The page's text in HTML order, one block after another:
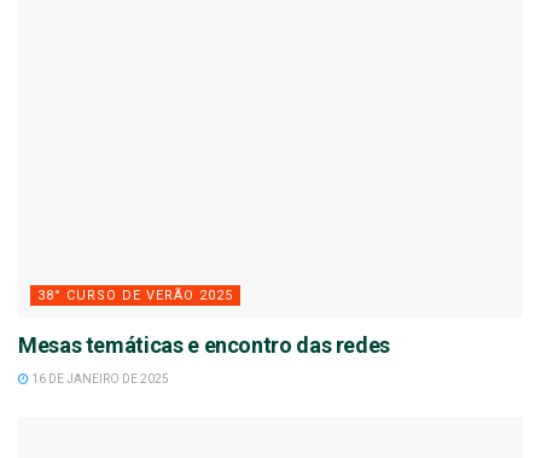
38° CURSO DE VERÃO 2025
Mesas temáticas e encontro das redes
16 DE JANEIRO DE 2025